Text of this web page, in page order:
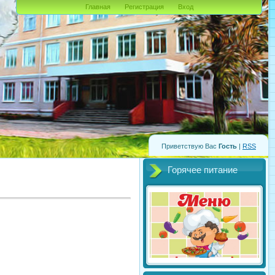
Приветствую Вас Гость | RSS
Главная Регистрация Вход
Горячее питание